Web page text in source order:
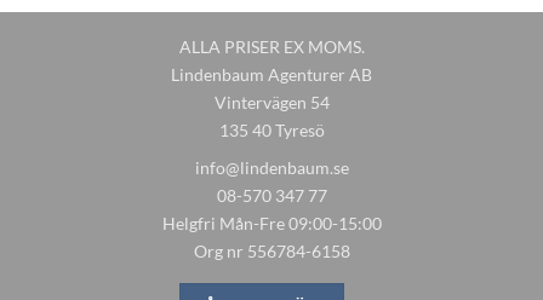
ALLA PRISER EX MOMS.
Lindenbaum Agenturer AB
Vintervägen 54
135 40 Tyresö
info@lindenbaum.se
08-570 347 77
Helgfri Mån-Fre 09:00-15:00
Org nr 556784-6158